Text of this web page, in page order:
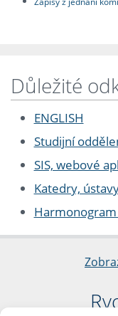
Důležité
ENGLISH
Studijní
SIS, webové
Katedry,